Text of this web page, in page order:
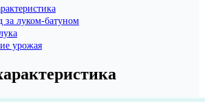
за луком-батуном
урожая